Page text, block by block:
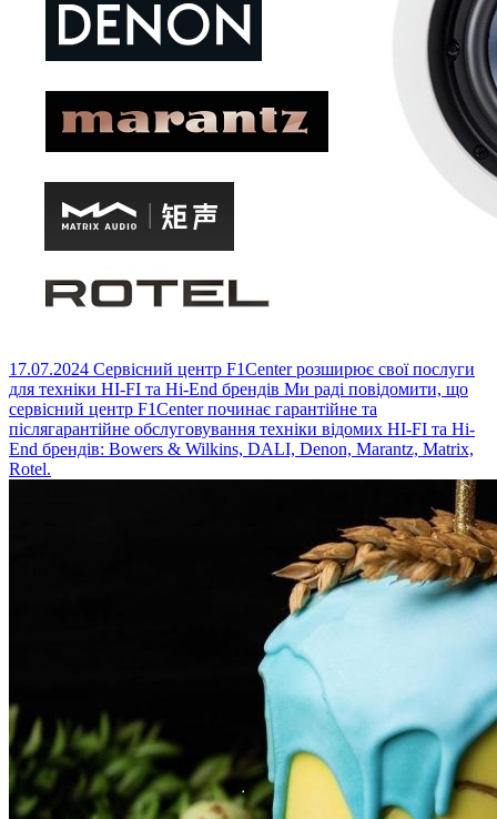
17.07.2024 Сервісний центр F1Center розширює свої послуги
для техніки HI-FI та Hi-End брендів Ми раді повідомити, що
сервісний центр F1Center починає гарантійне та
післягарантійне обслуговування техніки відомих HI-FI та Hi-
End брендів: Bowers & Wilkins, DALI, Denon, Marantz, Matrix,
Rotel.